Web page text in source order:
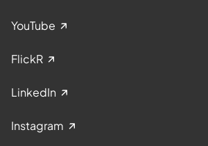
YouTube
FlickR
LinkedIn
Instagram